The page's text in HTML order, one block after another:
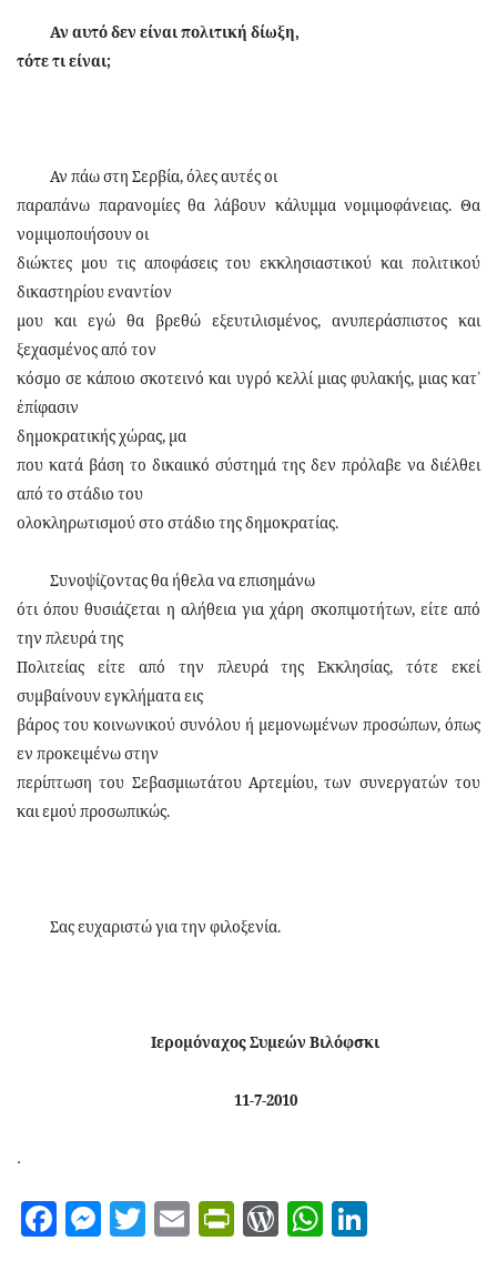
Αν αυτό δεν είναι πολιτική δίωξη,
τότε τι είναι;
Αν πάω στη Σερβία, όλες αυτές οι
παραπάνω παρανομίες θα λάβουν κάλυμμα νομιμοφάνειας. Θα
νομιμοποιήσουν οι
διώκτες μου τις αποφάσεις του εκκλησιαστικού και πολιτικού
δικαστηρίου εναντίον
μου και εγώ θα βρεθώ εξευτιλισμένος, ανυπεράσπιστος και
ξεχασμένος από τον
κόσμο σε κάποιο σκοτεινό και υγρό κελλί μιας φυλακής, μιας κατ᾿
ἐπίφασιν
δημοκρατικήςχώρας, μα
που κατά βάση το δικαιικό σύστημά της δεν πρόλαβε να διέλθει
από το στάδιο του
ολοκληρωτισμού στο στάδιο της δημοκρατίας.
Συνοψίζοντας θα ήθελα να επισημάνω
ότι όπου θυσιάζεται η αλήθεια για χάρη σκοπιμοτήτων, είτε από
την πλευρά της
Πολιτείας είτε από την πλευρά της Εκκλησίας, τότε εκεί
συμβαίνουν εγκλήματα εις
βάρος του κοινωνικού συνόλου ή μεμονωμένων προσώπων, όπως
εν προκειμένω στην
περίπτωση του Σεβασμιωτάτου Αρτεμίου, των συνεργατών του
και εμού προσωπικώς.
Σας ευχαριστώ για την φιλοξενία.
Ιερομόναχος Συμεών Βιλόφσκι
11-7-2010
.
Facebook
Messenger
Twitter
EmailPrintFriendly
WordPress
WhatsApp